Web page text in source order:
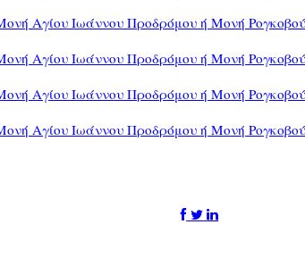
Αγίου Ιωάννου Προδρόμου ή Mονή
Αγίου Ιωάννου Προδρόμου ή Mονή
Αγίου Ιωάννου Προδρόμου ή Mονή
Αγίου Ιωάννου Προδρόμου ή Mονή